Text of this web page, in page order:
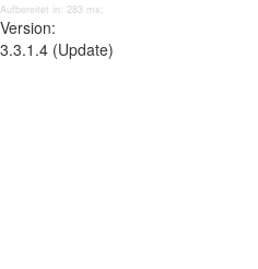
Aufbereitet in: 283 ms;
Version:
3.3.1.4 (Update)